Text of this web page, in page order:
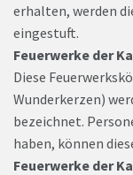
erhalten, werden
eingestuft.
Feuerwerke der
Diese
Wunderkerzen)
bezeichnet.
haben, können
Feuerwerke der